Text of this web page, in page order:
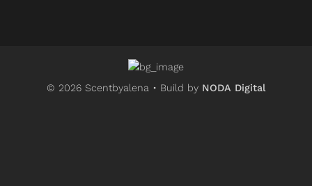
© 2026 Scentbyalena • Build by NODA Digital